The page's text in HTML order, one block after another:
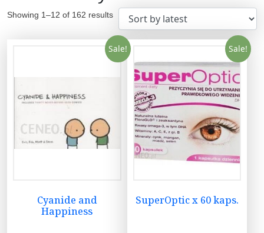
Showing 1–12 of 162 results
Sale!
Cyanide and
Happiness
Sale!
SuperOptic x 60 kaps.